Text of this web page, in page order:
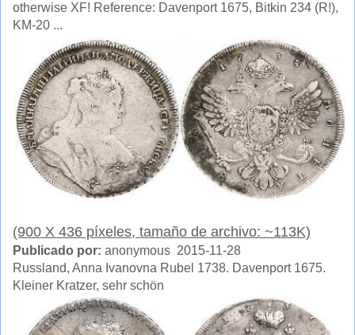
otherwise XF! Reference: Davenport 1675, Bitkin 234 (R!),
KM-20 ...
(900 X 436 píxeles, tamaño de archivo: ~113K)
Publicado por: anonymous 2015-11-28
Russland, Anna Ivanovna Rubel 1738. Davenport 1675.
Kleiner Kratzer, sehr schön